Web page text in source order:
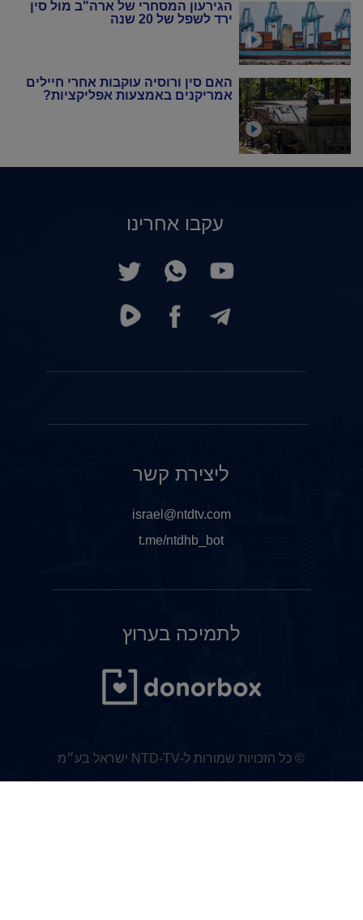
הגירעון המסחרי של ארה"ב מול סין
ירד לשפל של 20 שנה
האם סין ורוסיה עוקבות אחרי חיילים
אמריקנים באמצעות אפליקציות?
עקבו אחרינו
לתמיכה בערוץ
ליצירת קשר
israel@ntdtv.com
t.me/ntdhb_bot
© כל הזכויות שמורות ל-NTD-TV ישראל בע״מ